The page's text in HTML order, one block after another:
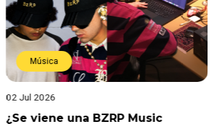
Música
02 Jul 2026
¿Se viene una BZRP Music